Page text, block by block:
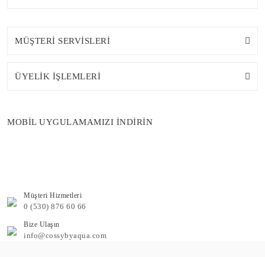
MÜŞTERİ SERVİSLERİ
ÜYELİK İŞLEMLERİ
MOBİL UYGULAMAMIZI İNDİRİN
Müşteri Hizmetleri
0 (530) 876 60 66
Bize Ulaşın
info@cossybyaqua.com